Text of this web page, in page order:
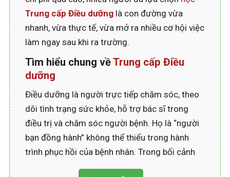
Trung cấp Điều dưỡnglà con đường vừa
nhanh, vừa thực tế, vừa mở ra nhiều cơ hội việc
làm ngay sau khi ra trường.
Tìm hiểu chung vềTrung cấp Điều
dưỡng
Điều dưỡng là người trực tiếp chăm sóc, theo
dõi tình trạng sức khỏe, hỗ trợ bác sĩ trong
điều trị và chăm sóc người bệnh. Họ là “người
bạn đồng hành” không thể thiếu trong hành
trình phục hồi của bệnh nhân. Trong bối cảnh
dân số già hóa, dịch bệnh phức tạp và nhu cầu